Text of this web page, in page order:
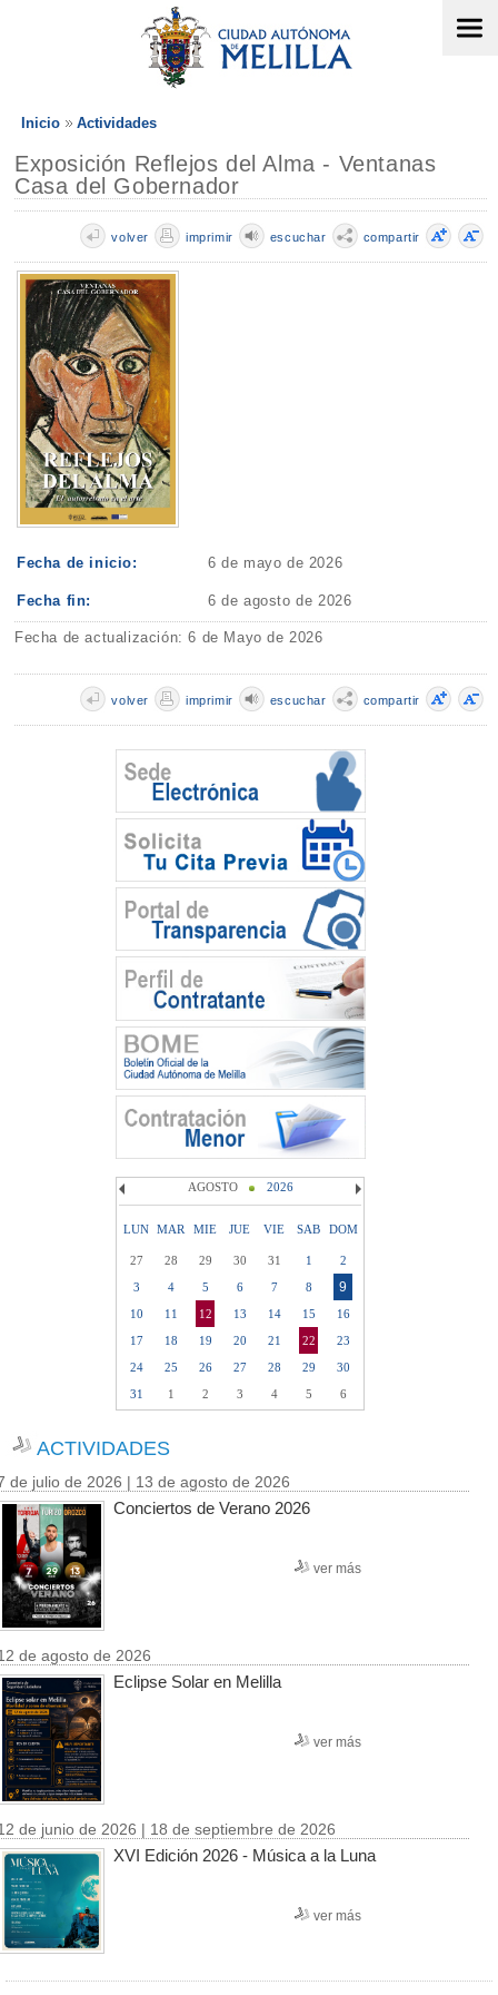
Inicio Actividades
Exposición Reflejos del Alma - Ventanas
Casa del Gobernador
compartir
escuchar
imprimir
volver
Fecha de inicio: 6 de mayo de 2026
Fecha fin: 6 de agosto de 2026
Fecha de actualización: 6 de Mayo de 2026
compartir
escuchar
imprimir
volver
AGOSTO 2026
LUN MAR MIE JUE VIE SAB DOM
27 28 29 30 31 1
2
3
4 5 6 7 8 9
10 11 12 13 14 15
16
17
18 19 20 21 22
23
24
25 26 27 28 29
30
31
1 2 3 4 5 6
ACTIVIDADES
de julio de 2026 | 13 de agosto de 2026
Conciertos de Verano 2026
ver más
de agosto de 2026
Eclipse Solar en Melilla
ver más
de junio de 2026 | 18 de septiembre de 2026
XVI Edición 2026 - Música a la Luna
ver más